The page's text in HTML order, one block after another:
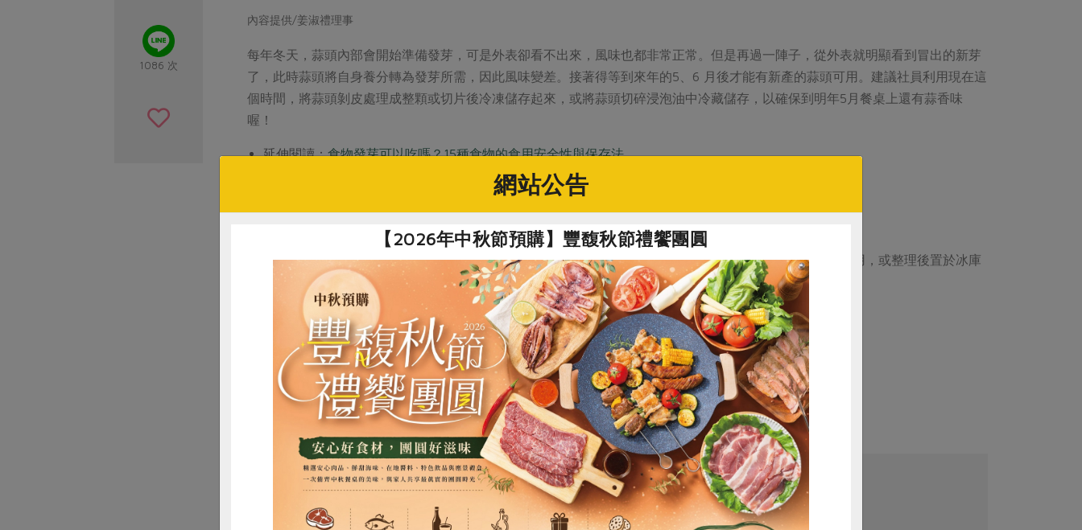
1086 次
內容提供/姜淑禮理事
每年冬天，蒜頭內部會開始準備發芽，可是外表卻看不出來，風味也都非常正常。但是再過一陣子，從外表就明顯看到冒出的新芽
了，此時蒜頭將自身養分轉為發芽所需，因此風味變差。接著得等到來年的5、6 月後才能有新產的蒜頭可用。建議社員利用現在這
個時間，將蒜頭剝皮處理成整顆或切片後冷凍儲存起來，或將蒜頭切碎浸泡油中冷藏儲存，以確保到明年5月餐桌上還有蒜香味
喔！
延伸閱讀：食物發芽可以吃嗎？15種食物的食用安全性與保存法
冬季蒜頭與蒜米發芽說明
合作社供應的蒜頭與蒜米未經過放射線處理，故逢冬季低溫刺激就開始有發芽的狀況，是正常的現象。
發芽的蒜頭仍可食用，但風味較不佳，故目前會採少量進貨，也請社員購買後避免放置在低溫環境並儘快利用，或整理後置於冰庫
# 蒜頭
推薦閱讀
惜食 RPET 食譜 減硝酸鹽 雞蛋 食安 共同購買
網站公告
【2026年中秋節預購】豐馥秋節禮饗團圓